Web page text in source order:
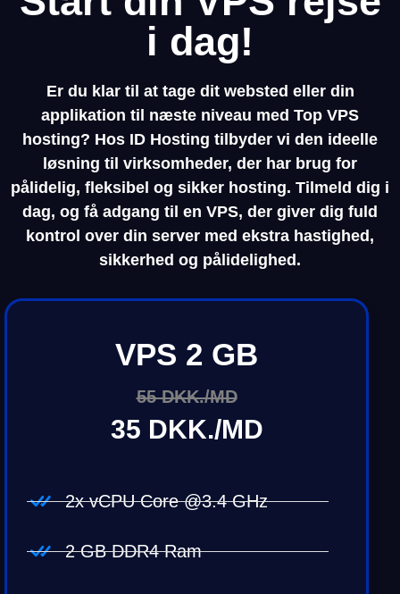
i dag!
Er du klar til at tage dit websted eller din
applikation til næste niveau med Top VPS
hosting? Hos ID Hosting tilbyder vi den ideelle
løsning til virksomheder, der har brug for
pålidelig, fleksibel og sikker hosting. Tilmeld dig i
dag, og få adgang til en VPS, der giver dig fuld
kontrol over din server med ekstra hastighed,
sikkerhed og pålidelighed.
VPS 2 GB
55 DKK./MD
35 DKK./MD
2x vCPU Core @3.4 GHz
2 GB DDR4 Ram